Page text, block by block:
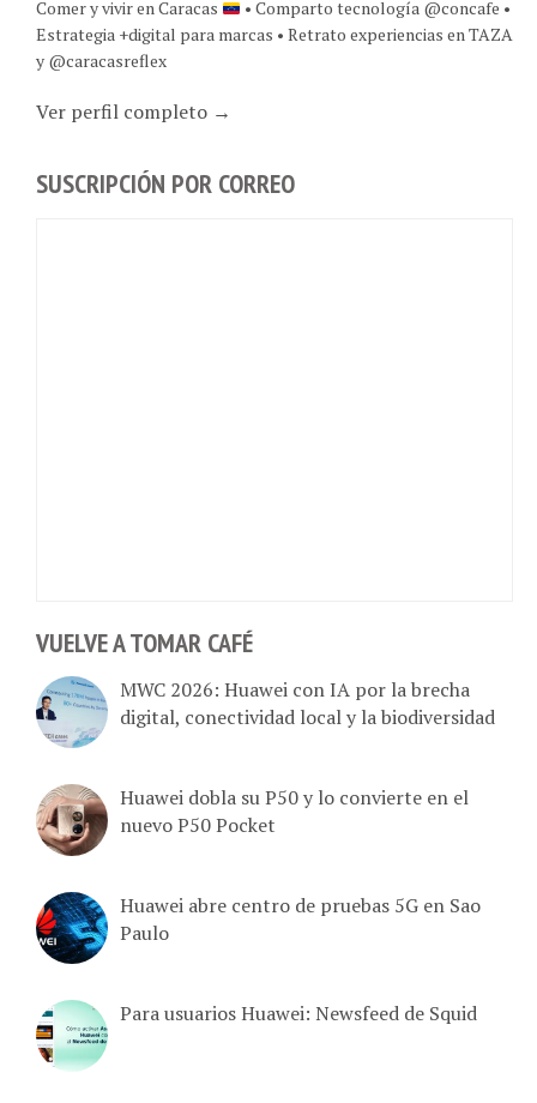
Comer y vivir en Caracas
• Comparto tecnología @concafe •
Estrategia +digital para marcas • Retrato experiencias en TAZA
y @caracasreflex
Ver perfil completo →
SUSCRIPCIÓN POR CORREO
VUELVE A TOMAR CAFÉ
MWC 2026: Huawei con IA por la brecha
digital, conectividad local y la biodiversidad
Huawei dobla su P50 y lo convierte en el
nuevo P50 Pocket
Huawei abre centro de pruebas 5G en Sao
Paulo
Para usuarios Huawei: Newsfeed de Squid